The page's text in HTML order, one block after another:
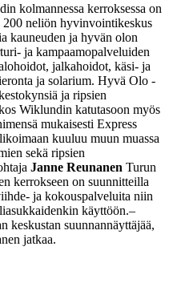
kolmannessa kerroksessa on
200 neliön hyvinvointikeskus
kauneuden ja hyvän olon
ja kampaamopalveluiden
jalkahoidot, käsi- ja
ja solarium. Hyvä Olo -
ja ripsien
Wiklundin katutasoon myös
mukaisesti Express
kuuluu muun muassa
sekä ripsien
Janne Reunanen Turun
kerrokseen on suunnitteilla
ja kokouspalveluita niin
käyttöön.–
keskustan suunnannäyttäjää,
jatkaa.